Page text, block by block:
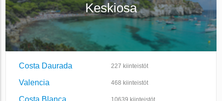
Keskiosa
Costa Daurada 227 kiinteistöt
Valencia 468 kiinteistöt
Costa Blanca 10639 kiinteistöt